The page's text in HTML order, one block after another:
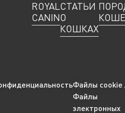
ROYAL
CANIN
СТАТЬИ
О
КОШКАХ
Файлы cookie
Файлы
электронных